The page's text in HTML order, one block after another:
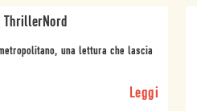
ThrillerNord
una lettura che lascia
Leggi